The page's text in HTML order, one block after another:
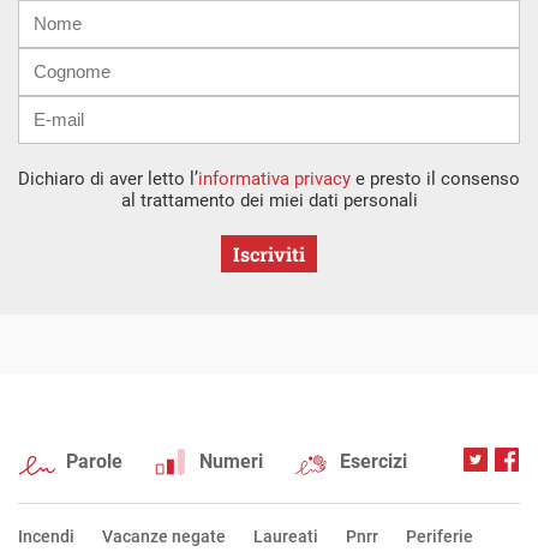
mail
Dichiaro di aver letto l’informativa privacy e presto il consenso
al trattamento dei miei dati personali
Iscriviti
Parole Numeri Esercizi
Incendi Vacanze negate Laureati Pnrr Periferie